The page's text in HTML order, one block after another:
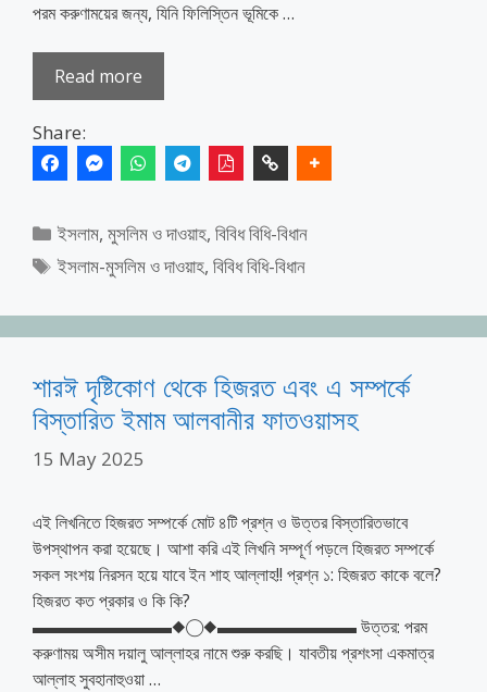
পরম করুণাময়ের জন্য, যিনি ফিলিস্তিন ভূমিকে …
Read more
Share:
Categories
ইসলাম, মুসলিম ও দাওয়াহ,বিবিধ বিধি-বিধান
Tags
ইসলাম-মুসলিম ও দাওয়াহ,বিবিধ বিধি-বিধান
শারঈ দৃষ্টিকোণ থেকে হিজরত এবং এ সম্পর্কে
বিস্তারিত ইমাম আলবানীর ফাতওয়াসহ
15 May 2025
এই লিখনিতে হিজরত সম্পর্কে মোট ৪টি প্রশ্ন ও উত্তর বিস্তারিতভাবে
উপস্থাপন করা হয়েছে। আশা করি এই লিখনি সম্পূর্ণ পড়লে হিজরত সম্পর্কে
সকল সংশয় নিরসন হয়ে যাবে ইন শাহ আল্লাহ!! প্রশ্ন ১: হিজরত কাকে বলে?
হিজরত কত প্রকার ও কি কি?
▬▬▬▬▬▬▬▬◆◯◆▬▬▬▬▬▬▬▬ উত্তর: পরম
করুণাময় অসীম দয়ালু আল্লাহর নামে শুরু করছি। যাবতীয় প্রশংসা একমাত্র
আল্লাহ সুবহানাহুওয়া …